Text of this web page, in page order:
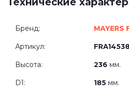
Бренд: MAYERS
Артикул:
Высота: 236 мм.
D1: 185 мм.